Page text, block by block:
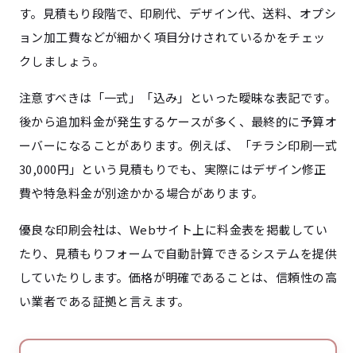
す。見積もり段階で、印刷代、デザイン代、送料、オプシ
ョン加工費などが細かく項目分けされているかをチェッ
クしましょう。
注意すべきは「一式」「込み」といった曖昧な表記です。
後から追加料金が発生するケースが多く、最終的に予算オ
ーバーになることがあります。例えば、「チラシ印刷一式
30,000円」という見積もりでも、実際にはデザイン修正
費や特急料金が別途かかる場合があります。
優良な印刷会社は、Webサイト上に料金表を掲載してい
たり、見積もりフォームで自動計算できるシステムを提供
していたりします。価格が明確であることは、信頼性の高
い業者である証拠と言えます。